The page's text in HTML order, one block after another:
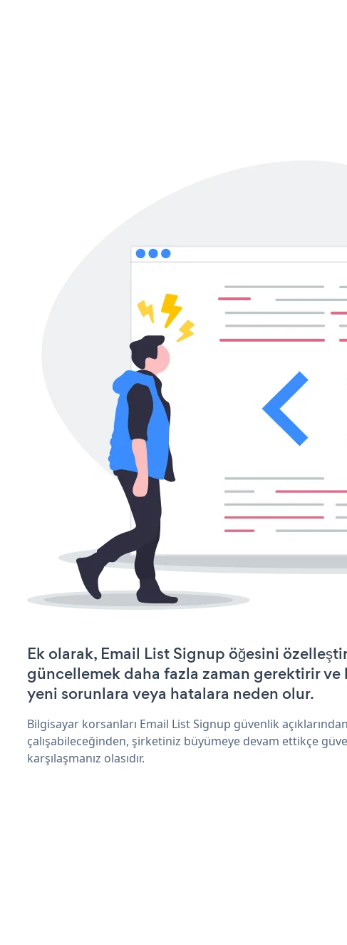
Ek olarak, Email List Signup öğesini
güncellemek daha fazla zaman gerektirir ve
yeni sorunlara veya hatalara neden olur.
Bilgisayar korsanları Email List Signup güvenlik
çalışabileceğinden, şirketiniz büyümeye devam ettikçe
karşılaşmanız olasıdır.